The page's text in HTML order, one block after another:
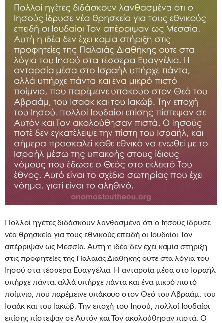
Πολλοί ηγέτες διδάσκουν λανθασμένα ότι ο Ιησούς ίδρυσε
νέα θρησκεία για τους εθνικούς επειδή οι Ιουδαίοι Τον
απέρριψαν ως Μεσσία. Αυτή η ιδέα δεν έχει καμία στήριξη
στις προφητείες της Παλαιάς Διαθήκης ούτε στα λόγια του
Ιησού στα τέσσερα Ευαγγέλια. Η ανταρσία μέσα στο Ισραήλ
υπήρχε πάντα, αλλά υπήρχε πάντα και ένα μικρό πιστό
ποίμνιο, που παρέμεινε υπάκουο στον Θεό του Αβραάμ, του
Ισαάκ και του Ιακώβ. Την εποχή του Ιησού, πολλοί Ιουδαίοι
επίσης πίστεψαν σε Αυτόν και Τον ακολούθησαν πιστά. Ο